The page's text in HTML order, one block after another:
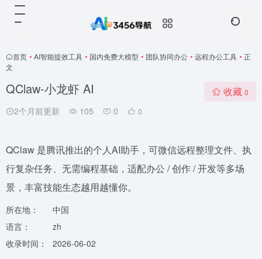
首页 • AI智能提效工具 • 国内免费大模型 • 团队协同办公 • 远程办公工具 • 正
文
QClaw-小龙虾 AI
2个月前更新 105 0 0
收藏 0
QClaw 是腾讯推出的个人AI助手，可微信远程整理文件、执
行复杂任务、无需编程基础，适配办公 / 创作 / 开发等多场
景，丰富技能生态越用越懂你。
所在地：
中国
语言：
zh
收录时间：
2026-06-02